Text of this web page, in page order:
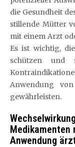
die Gesundheit
stillende Mütter
mit einem Arzt
Es ist wichtig,
schützen und
Anwendung
gewährleisten.
Medikamenten
Anwendung